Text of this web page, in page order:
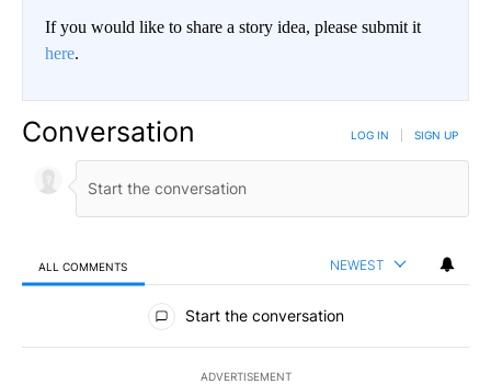
If you would like to share a story idea, please submit it
here.
Conversation LOG IN SIGN UP
ALL COMMENTS NEWEST
All Comments
Start the conversation
ADVERTISEMENT